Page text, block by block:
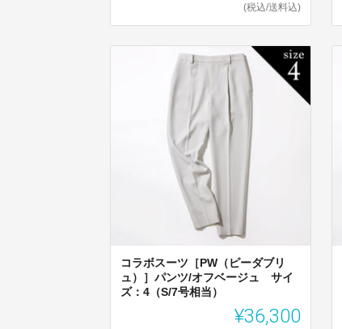
(税込/送料込)
コラボスーツ［PW（ピーダブリ
ュ）］パンツ/オフベージュ サイ
ズ：4（S/7号相当）
¥36,300